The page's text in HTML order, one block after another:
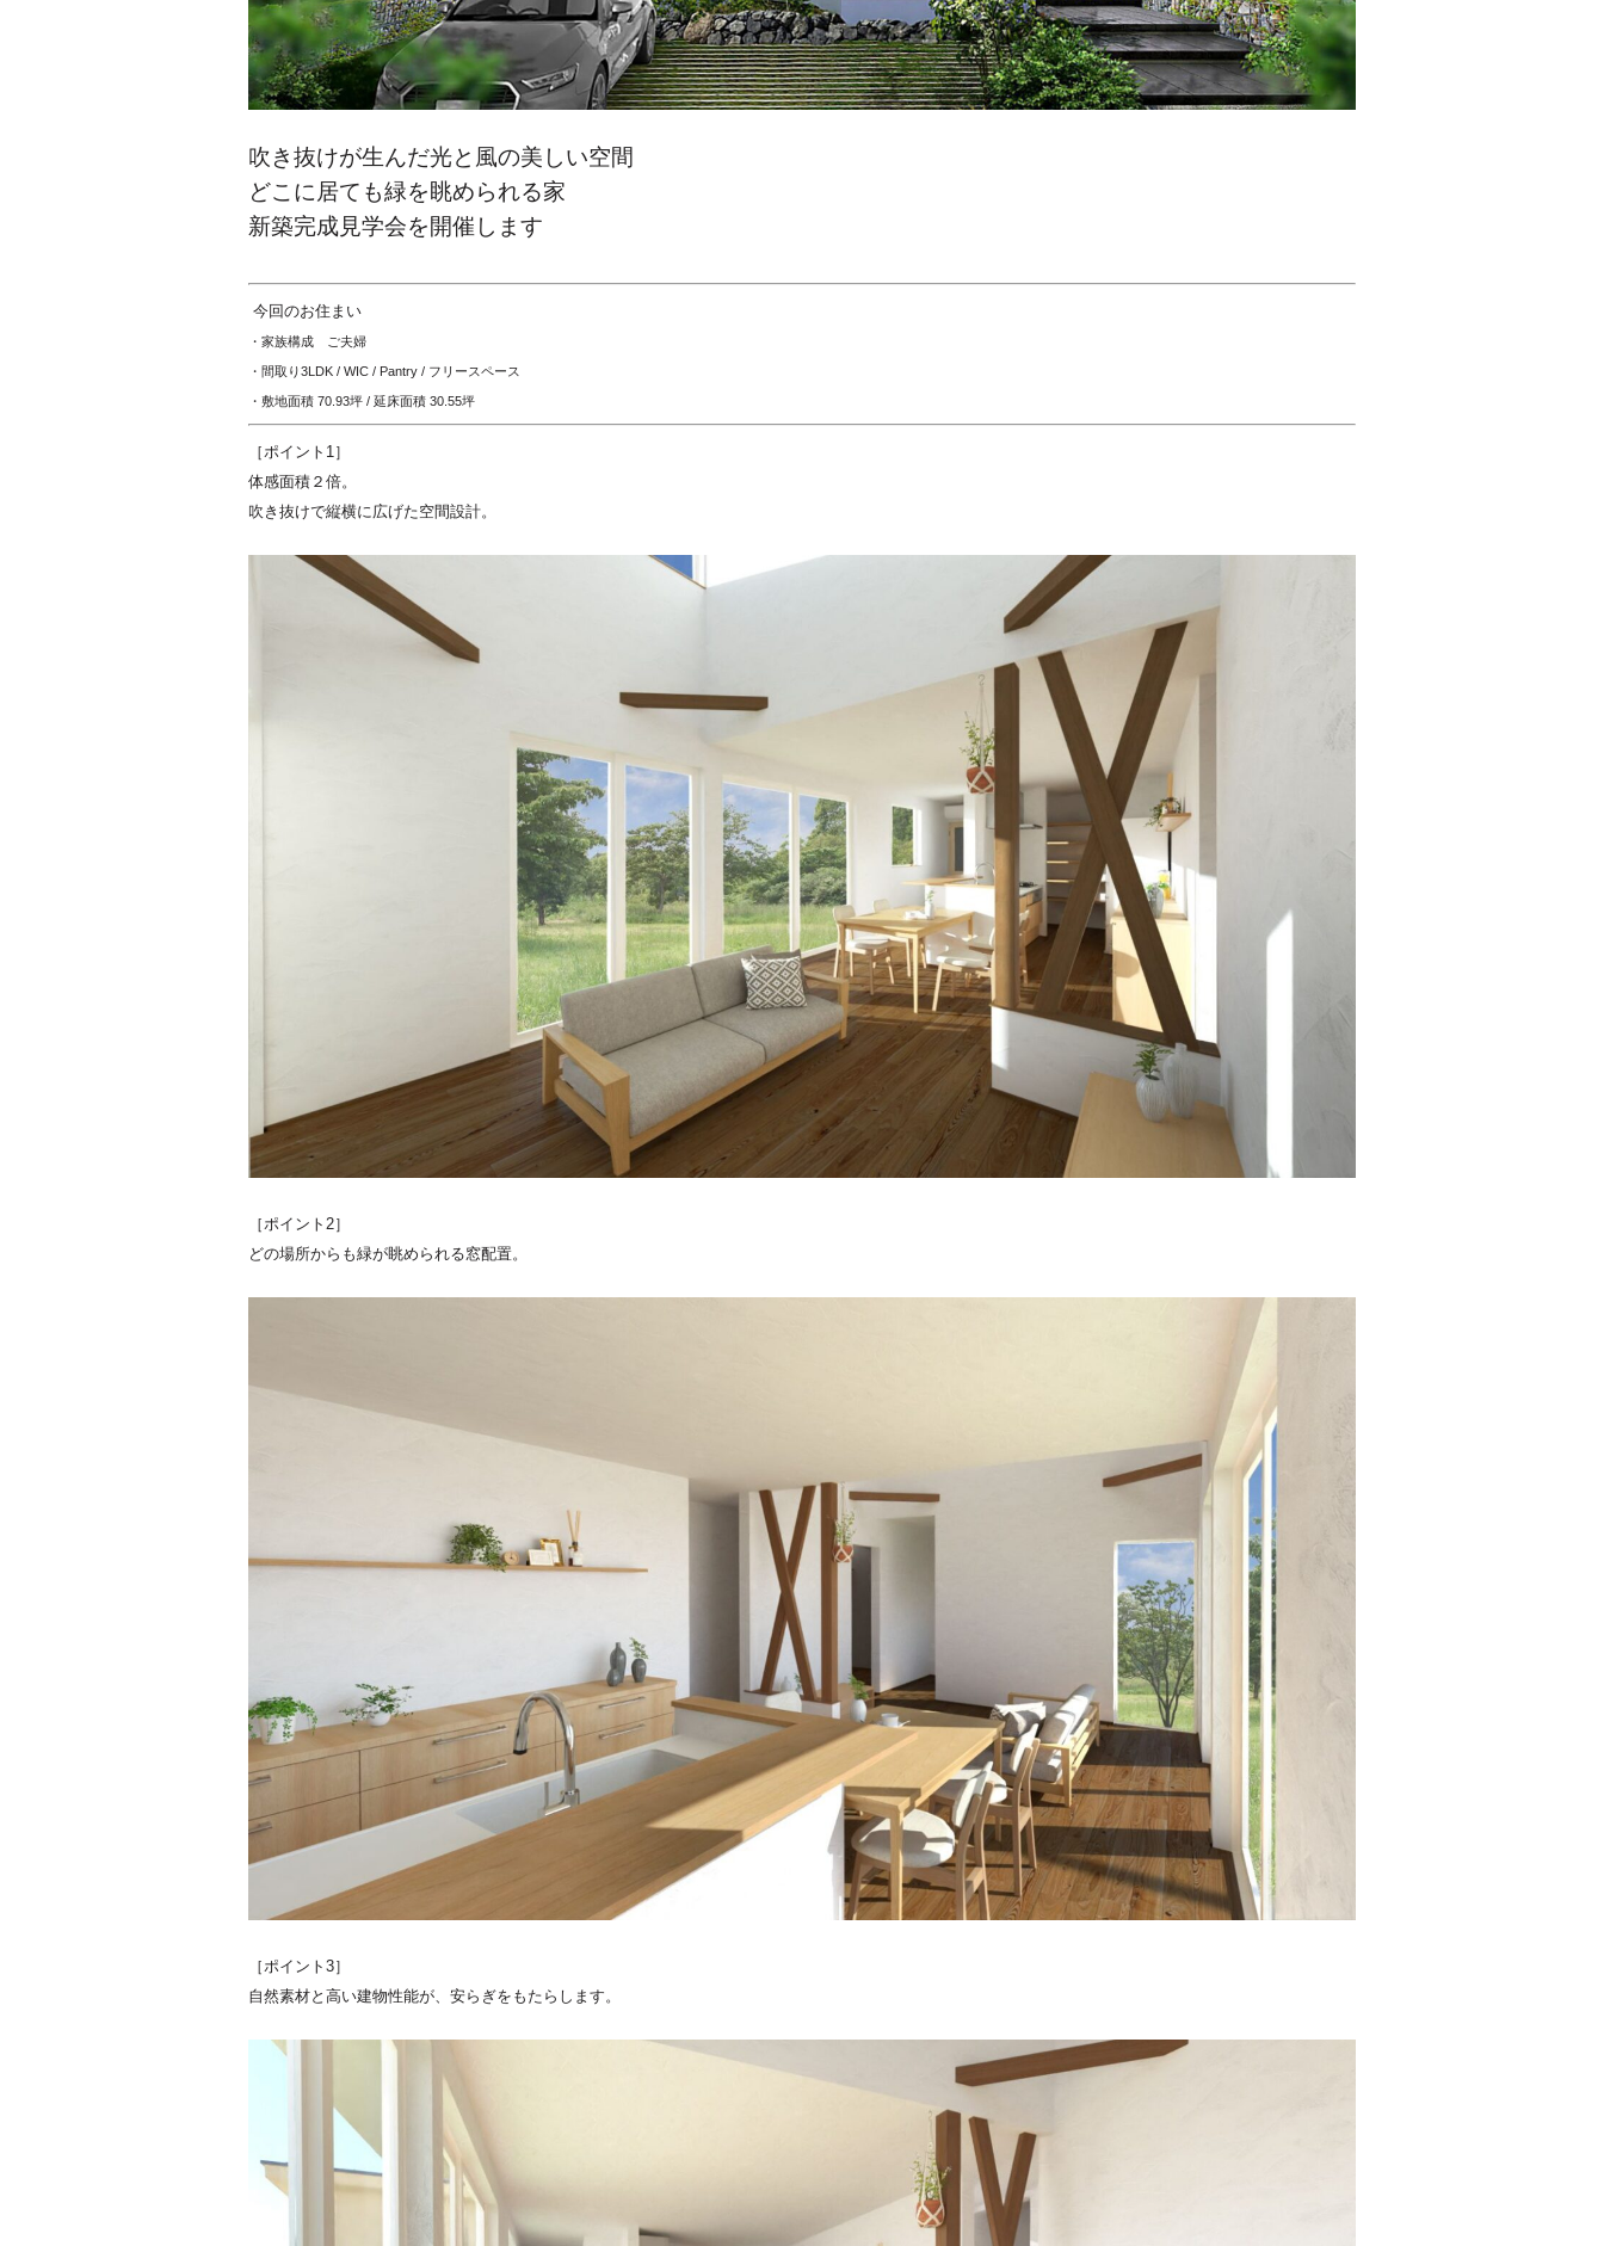
吹き抜けが生んだ光と風の美しい空間
どこに居ても緑を眺められる家
新築完成見学会を開催します
今回のお住まい
・家族構成 ご夫婦
・間取り3LDK / WIC / Pantry / フリースペース
・敷地面積70.93坪 / 延床面積30.55坪
［ポイント1］
体感面積２倍。
吹き抜けで縦横に広げた空間設計。
［ポイント2］
どの場所からも緑が眺められる窓配置。
［ポイント3］
自然素材と高い建物性能が、安らぎをもたらします。